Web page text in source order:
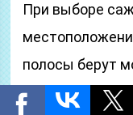
При выборе
полосы берут